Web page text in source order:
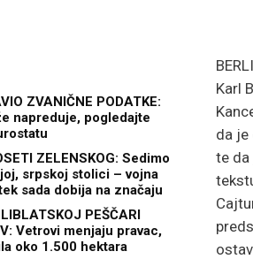
ZVANIČNE PODATKE:
napreduje, pogledajte
ZELENSKOG: Sedimo
srpskoj stolici – vojna
sada dobija na značaju
PEŠČARI
Vetrovi menjaju pravac,
oko 1.500 hektara
Karl
da
te da